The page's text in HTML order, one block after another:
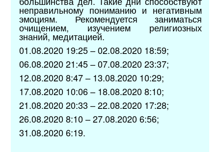
неправильному пониманию и негативным
эмоциям. Рекомендуется заниматься
очищением, изучением религиозных
знаний, медитацией.
01.08.2020 19:25 – 02.08.2020 18:59;
06.08.2020 21:45 – 07.08.2020 23:37;
12.08.2020 8:47 – 13.08.2020 10:29;
17.08.2020 10:06 – 18.08.2020 8:10;
21.08.2020 20:33 – 22.08.2020 17:28;
26.08.2020 8:10 – 27.08.2020 6:56;
31.08.2020 6:19.